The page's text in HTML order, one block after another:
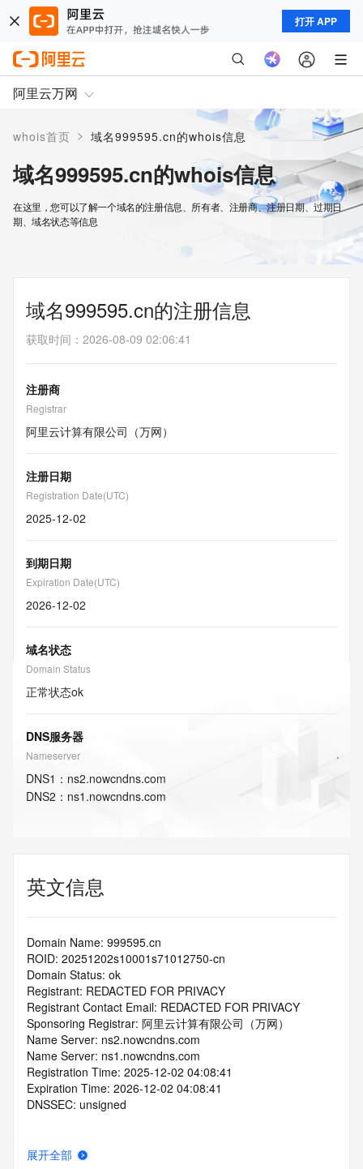
打开 APP
阿里云万网
whois首页 > 域名999595.cn的whois信息
域名999595.cn的whois信息
在这里，您可以了解一个域名的注册信息、所有者、注册商、注册日期、过期日
期、域名状态等信息
域名999595.cn的注册信息
获取时间 ： 2026-08-09 02:06:41
注册商
Registrar
阿里云计算有限公司（万网）
注册日期
Registration Date(UTC)
2025-12-02
到期日期
Expiration Date(UTC)
2026-12-02
域名状态
Domain Status
正常状态ok
DNS服务器
Nameserver
DNS1 ： ns2.nowcndns.com
DNS2 ： ns1.nowcndns.com
英文信息
Domain Name: 999595.cn
ROID: 20251202s10001s71012750-cn
Domain Status: ok
Registrant: REDACTED FOR PRIVACY
Registrant Contact Email: REDACTED FOR PRIVACY
Sponsoring Registrar: 阿里云计算有限公司（万网）
Name Server: ns2.nowcndns.com
Name Server: ns1.nowcndns.com
Registration Time: 2025-12-02 04:08:41
Expiration Time: 2026-12-02 04:08:41
DNSSEC: unsigned
展开全部